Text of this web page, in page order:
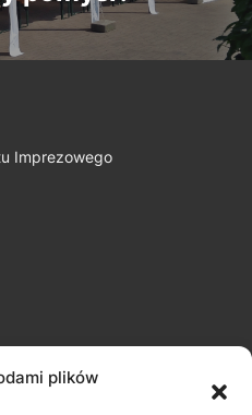
plików
Imprezowego
z branży wypożyczania